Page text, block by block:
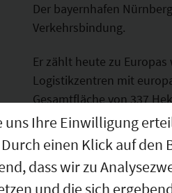
Der bayernhafen
Verkehrsbindung.
Er zählt heute zu
Logistikzentren mit
Gesamtfläche von 337
rund 8.000
Umschlag, Recycling,
verkehrsrelevanten
Ab sofort steht im
uns Ihre Einwilligung
einen Klick auf
dass wir zu
und die sich